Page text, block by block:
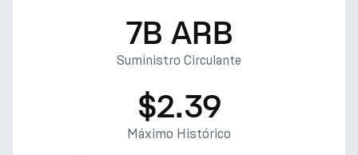
7B ARB
Suministro Circulante
$2.39
Máximo Histórico